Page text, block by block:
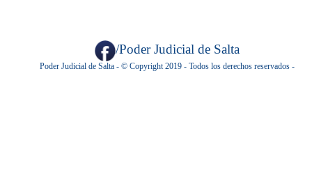
/Poder Judicial de Salta
Poder Judicial de Salta - © Copyright 2019 - Todos los derechos reservados -